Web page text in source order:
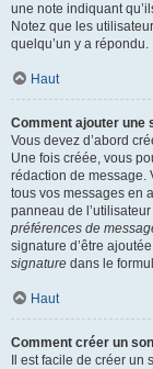
une note indiquant
Notez que les
quelqu’un y a répondu.
Haut
Comment ajouter une
Vous devez d’abord
Une fois créée, vous
rédaction de message.
tous vos messages en
panneau de
préférences de
signature d’être
signature dans le
Haut
Comment créer un
Il est facile de créer